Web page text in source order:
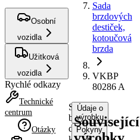
Osobní
vozidla
Užitková
vozidla
Rychlé odkazy
Technické
centrum
Otázky
Sada
brzdových
destiček,
kotoučová
brzda
VKBP
80286 A
Sada
brzdových
destiček,
Údaje o
výrobku
Pokyny
Související